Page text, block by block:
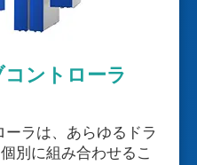
ントローラ
ーラは、あらゆるドラ
別に組み合わせるこ